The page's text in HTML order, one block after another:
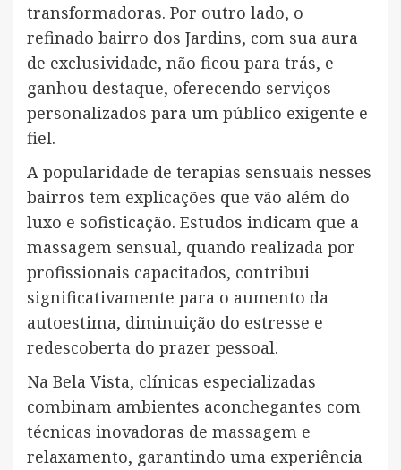
transformadoras. Por outro lado, o
refinado bairro dos Jardins, com sua aura
de exclusividade, não ficou para trás, e
ganhou destaque, oferecendo serviços
personalizados para um público exigente e
fiel.
A popularidade de terapias sensuais nesses
bairros tem explicações que vão além do
luxo e sofisticação. Estudos indicam que a
massagem sensual, quando realizada por
profissionais capacitados, contribui
significativamente para o aumento da
autoestima, diminuição do estresse e
redescoberta do prazer pessoal.
Na Bela Vista, clínicas especializadas
combinam ambientes aconchegantes com
técnicas inovadoras de massagem e
relaxamento, garantindo uma experiência